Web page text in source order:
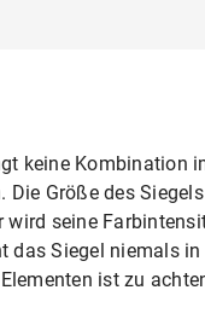
keine Kombination
Größe des
wird seine
das Siegel niemals in
ist zu